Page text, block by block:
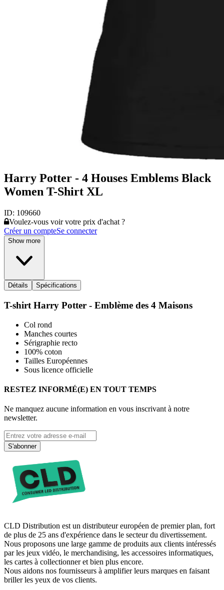
Harry Potter - 4 Houses Emblems Black
Women T-Shirt XL
ID: 109660
Voulez-vous voir votre prix d'achat ?
Créer un compteSe connecter
Show more
Détails Spécifications
T-shirt Harry Potter - Emblème des 4 Maisons
Col rond
Manches courtes
Sérigraphie recto
100% coton
Tailles Européennes
Sous licence officielle
RESTEZ INFORMÉ(E) EN TOUT TEMPS
Ne manquez aucune information en vous inscrivant à notre
newsletter.
S'abonner
CLD Distribution est un distributeur européen de premier plan, fort
de plus de 25 ans d'expérience dans le secteur du divertissement.
Nous proposons une large gamme de produits aux clients intéressés
par les jeux vidéo, le merchandising, les accessoires informatiques,
les cartes à collectionner et bien plus encore.
Nous aidons nos fournisseurs à amplifier leurs marques en faisant
briller les yeux de vos clients.